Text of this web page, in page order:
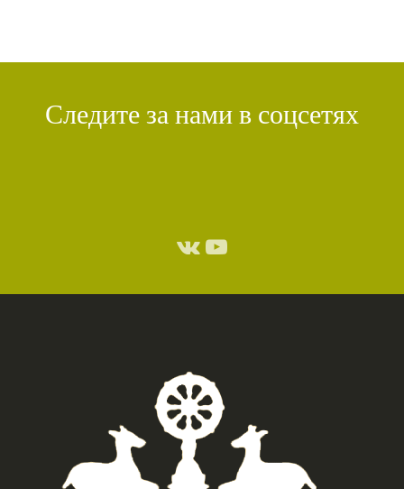
Следите за нами в соцсетях